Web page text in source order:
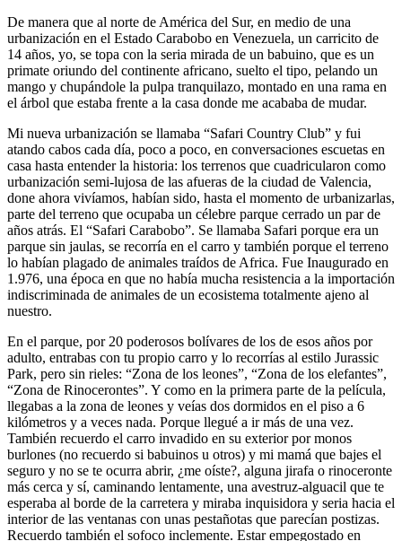
De manera que al norte de América del Sur, en medio de una
urbanización en el Estado Carabobo en Venezuela, un carricito de
14 años, yo, se topa con la seria mirada de un babuino, que es un
primate oriundo del continente africano, suelto el tipo, pelando un
mango y chupándole la pulpa tranquilazo, montado en una rama en
el árbol que estaba frente a la casa donde me acababa de mudar.
Mi nueva urbanización se llamaba “Safari Country Club” y fui
atando cabos cada día, poco a poco, en conversaciones escuetas en
casa hasta entender la historia: los terrenos que cuadricularon como
urbanización semi-lujosa de las afueras de la ciudad de Valencia,
done ahora vivíamos, habían sido, hasta el momento de urbanizarlas,
parte del terreno que ocupaba un célebre parque cerrado un par de
años atrás. El “Safari Carabobo”. Se llamaba Safari porque era un
parque sin jaulas, se recorría en el carro y también porque el terreno
lo habían plagado de animales traídos de Africa. Fue Inaugurado en
1.976, una época en que no había mucha resistencia a la importación
indiscriminada de animales de un ecosistema totalmente ajeno al
nuestro.
En el parque, por 20 poderosos bolívares de los de esos años por
adulto, entrabas con tu propio carro y lo recorrías al estilo Jurassic
Park, pero sin rieles: “Zona de los leones”, “Zona de los elefantes”,
“Zona de Rinocerontes”. Y como en la primera parte de la película,
llegabas a la zona de leones y veías dos dormidos en el piso a 6
kilómetros y a veces nada. Porque llegué a ir más de una vez.
También recuerdo el carro invadido en su exterior por monos
burlones (no recuerdo si babuinos u otros) y mi mamá que bajes el
seguro y no se te ocurra abrir, ¿me oíste?, alguna jirafa o rinoceronte
más cerca y sí, caminando lentamente, una avestruz-alguacil que te
esperaba al borde de la carretera y miraba inquisidora y seria hacia el
interior de las ventanas con unas pestañotas que parecían postizas.
Recuerdo también el sofoco inclemente. Estar empegostado en